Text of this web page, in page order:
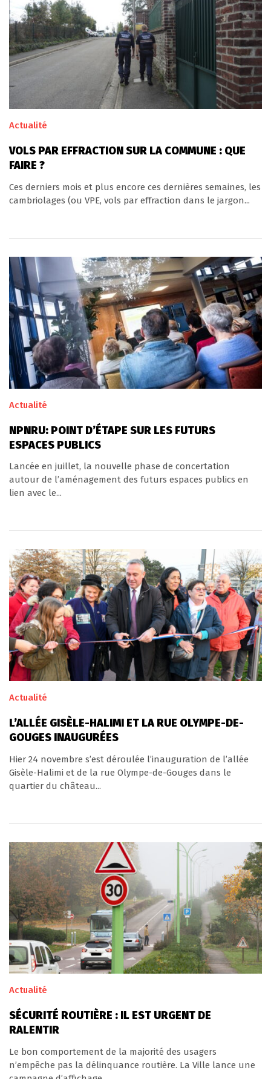
Actualité
VOLS PAR EFFRACTION SUR LA COMMUNE : QUE
FAIRE ?
Ces derniers mois et plus encore ces dernières semaines, les
cambriolages (ou VPE, vols par effraction dans le jargon...
Actualité
NPNRU: POINT D’ÉTAPE SUR LES FUTURS
ESPACES PUBLICS
Lancée en juillet, la nouvelle phase de concertation
autour de l’aménagement des futurs espaces publics en
lien avec le...
Actualité
L’ALLÉE GISÈLE-HALIMI ET LA RUE OLYMPE-DE-
GOUGES INAUGURÉES
Hier 24 novembre s’est déroulée l’inauguration de l’allée
Gisèle-Halimi et de la rue Olympe-de-Gouges dans le
quartier du château...
Actualité
SÉCURITÉ ROUTIÈRE : IL EST URGENT DE
RALENTIR
Le bon comportement de la majorité des usagers
n’empêche pas la délinquance routière. La Ville lance une